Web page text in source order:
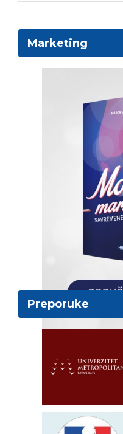
Marketing
Preporuke